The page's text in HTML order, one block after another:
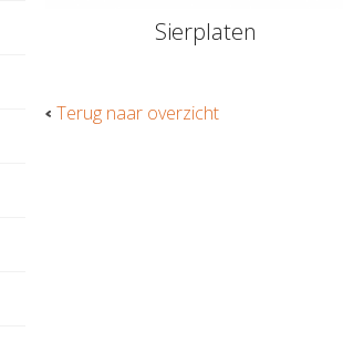
Sierplaten
Terug naar overzicht